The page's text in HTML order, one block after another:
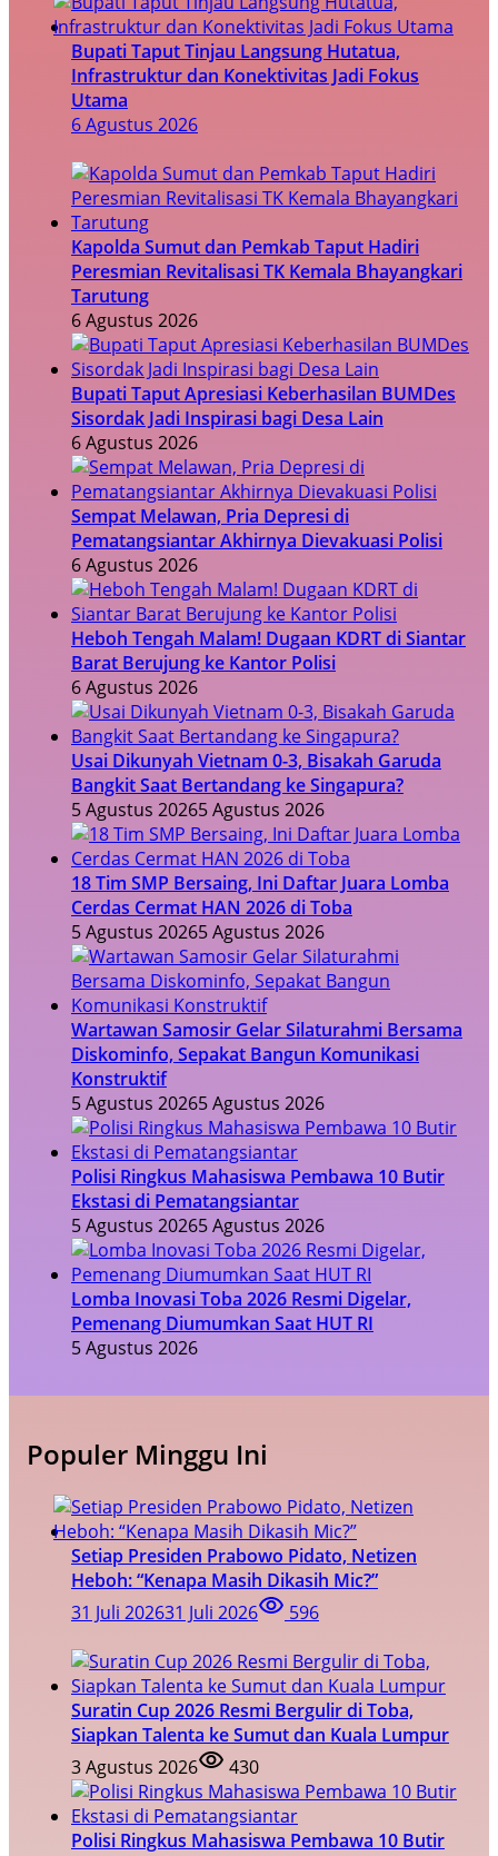
Bupati Taput Tinjau Langsung Hutatua,
Infrastruktur dan Konektivitas Jadi Fokus
Utama
6 Agustus 2026
Kapolda Sumut dan Pemkab Taput Hadiri
Peresmian Revitalisasi TK Kemala Bhayangkari
Tarutung
6 Agustus 2026
Bupati Taput Apresiasi Keberhasilan BUMDes
Sisordak Jadi Inspirasi bagi Desa Lain
6 Agustus 2026
Sempat Melawan, Pria Depresi di
Pematangsiantar Akhirnya Dievakuasi Polisi
6 Agustus 2026
Heboh Tengah Malam! Dugaan KDRT di Siantar
Barat Berujung ke Kantor Polisi
6 Agustus 2026
Usai Dikunyah Vietnam 0-3, Bisakah Garuda
Bangkit Saat Bertandang ke Singapura?
5 Agustus 20265 Agustus 2026
18 Tim SMP Bersaing, Ini Daftar Juara Lomba
Cerdas Cermat HAN 2026 di Toba
5 Agustus 20265 Agustus 2026
Wartawan Samosir Gelar Silaturahmi Bersama
Diskominfo, Sepakat Bangun Komunikasi
Konstruktif
5 Agustus 20265 Agustus 2026
Polisi Ringkus Mahasiswa Pembawa 10 Butir
Ekstasi di Pematangsiantar
5 Agustus 20265 Agustus 2026
Lomba Inovasi Toba 2026 Resmi Digelar,
Pemenang Diumumkan Saat HUT RI
5 Agustus 2026
Populer Minggu Ini
Setiap Presiden Prabowo Pidato, Netizen
Heboh: “Kenapa Masih Dikasih Mic?”
31 Juli 202631 Juli 2026 596
Suratin Cup 2026 Resmi Bergulir di Toba,
Siapkan Talenta ke Sumut dan Kuala Lumpur
3 Agustus 2026
430
Polisi Ringkus Mahasiswa Pembawa 10 Butir